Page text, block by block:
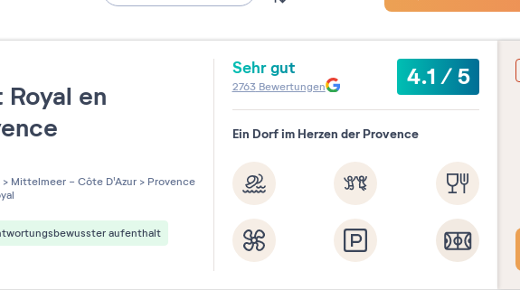
Royal en
sur 5
> Mittelmeer - Côte D'Azur > Provence
aufenthalt
Sehr gut 4.1/5
2763Bewertungen
Ein Dorf im Herzen der Provence